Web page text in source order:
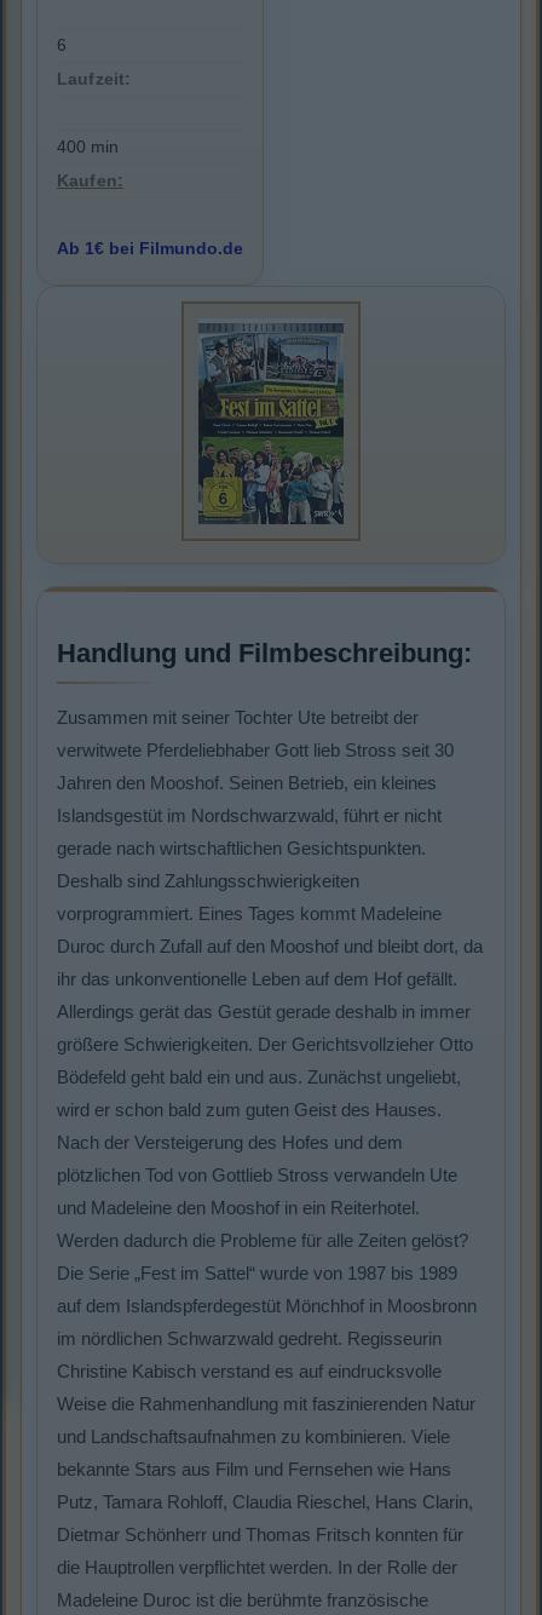
6
Laufzeit:
400 min
Kaufen:
Ab 1€ bei Filmundo.de
Handlung und Filmbeschreibung:
Zusammen mit seiner Tochter Ute betreibt der
verwitwete Pferdeliebhaber Gott lieb Stross seit 30
Jahren den Mooshof. Seinen Betrieb, ein kleines
Islandsgestüt im Nordschwarzwald, führt er nicht
gerade nach wirtschaftlichen Gesichtspunkten.
Deshalb sind Zahlungsschwierigkeiten
vorprogrammiert. Eines Tages kommt Madeleine
Duroc durch Zufall auf den Mooshof und bleibt dort, da
ihr das unkonventionelle Leben auf dem Hof gefällt.
Allerdings gerät das Gestüt gerade deshalb in immer
größere Schwierigkeiten. Der Gerichtsvollzieher Otto
Bödefeld geht bald ein und aus. Zunächst ungeliebt,
wird er schon bald zum guten Geist des Hauses.
Nach der Versteigerung des Hofes und dem
plötzlichen Tod von Gottlieb Stross verwandeln Ute
und Madeleine den Mooshof in ein Reiterhotel.
Werden dadurch die Probleme für alle Zeiten gelöst?
Die Serie „Fest im Sattel“ wurde von 1987 bis 1989
auf dem Islandspferdegestüt Mönchhof in Moosbronn
im nördlichen Schwarzwald gedreht. Regisseurin
Christine Kabisch verstand es auf eindrucksvolle
Weise die Rahmenhandlung mit faszinierenden Natur
und Landschaftsaufnahmen zu kombinieren. Viele
bekannte Stars aus Film und Fernsehen wie Hans
Putz, Tamara Rohloff, Claudia Rieschel, Hans Clarin,
Dietmar Schönherr und Thomas Fritsch konnten für
die Hauptrollen verpflichtet werden. In der Rolle der
Madeleine Duroc ist die berühmte französische